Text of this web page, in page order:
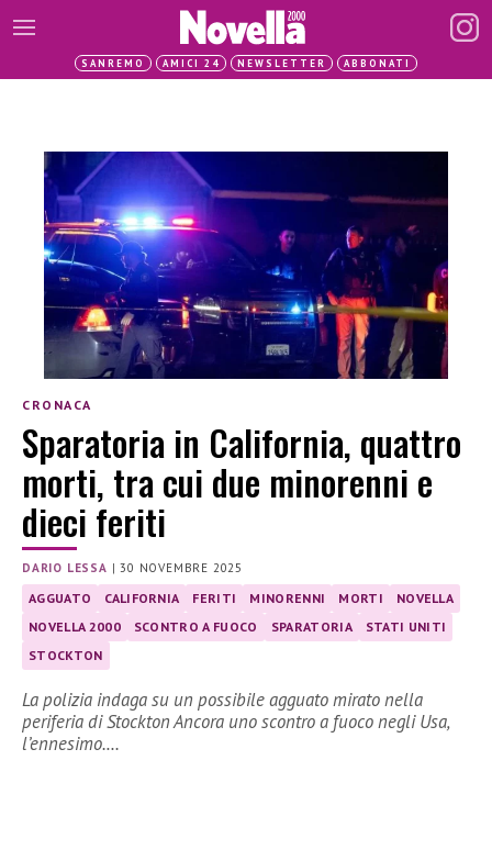
SANREMO AMICI 24 NEWSLETTER ABBONATI
CRONACA
Sparatoria in California, quattro
morti, tra cui due minorenni e
dieci feriti
DARIO LESSA |30 NOVEMBRE 2025
AGGUATO CALIFORNIA FERITI MINORENNI MORTI
NOVELLA
NOVELLA 2000
SCONTRO A FUOCO SPARATORIA
STATI UNITI
STOCKTON
La polizia indaga su un possibile agguato mirato nella
periferia di Stockton Ancora uno scontro a fuoco negli Usa,
l’ennesimo.…